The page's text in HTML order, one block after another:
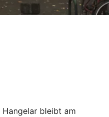
bleibt am